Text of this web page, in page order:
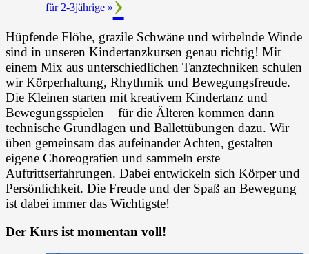
für 2-3jährige »
Hüpfende Flöhe, grazile Schwäne und wirbelnde Winde
sind in unseren Kindertanzkursen genau richtig! Mit
einem Mix aus unterschiedlichen Tanztechniken schulen
wir Körperhaltung, Rhythmik und Bewegungsfreude.
Die Kleinen starten mit kreativem Kindertanz und
Bewegungsspielen – für die Älteren kommen dann
technische Grundlagen und Ballettübungen dazu. Wir
üben gemeinsam das aufeinander Achten, gestalten
eigene Choreografien und sammeln erste
Auftrittserfahrungen. Dabei entwickeln sich Körper und
Persönlichkeit. Die Freude und der Spaß an Bewegung
ist dabei immer das Wichtigste!
Der Kurs ist momentan voll!